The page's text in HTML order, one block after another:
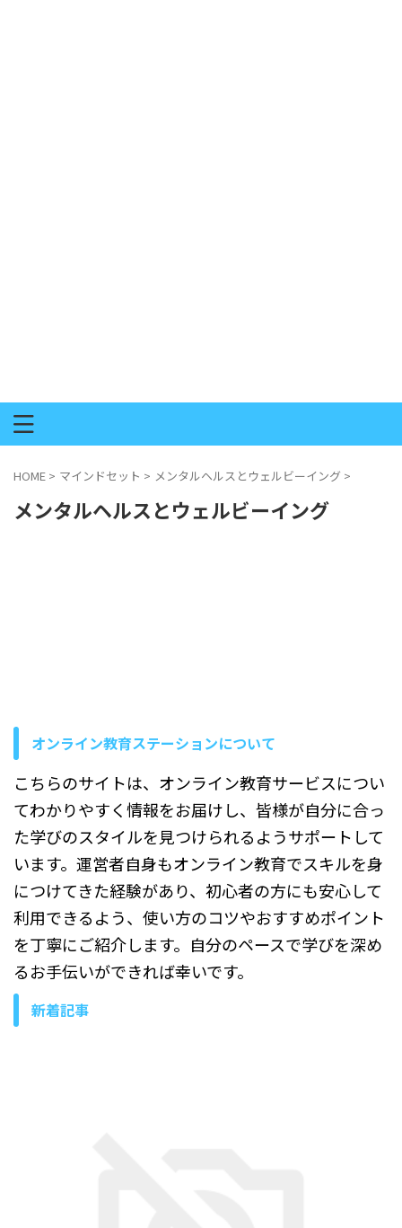
HOME > マインドセット > メンタルヘルスとウェルビーイング >
メンタルヘルスとウェルビーイング
オンライン教育ステーションについて
こちらのサイトは、オンライン教育サービスについ
てわかりやすく情報をお届けし、皆様が自分に合っ
た学びのスタイルを見つけられるようサポートして
います。運営者自身もオンライン教育でスキルを身
につけてきた経験があり、初心者の方にも安心して
利用できるよう、使い方のコツやおすすめポイント
を丁寧にご紹介します。自分のペースで学びを深め
るお手伝いができれば幸いです。
新着記事